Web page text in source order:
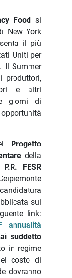
Food
si
New York
il più
Uniti per
Il Summer
produttori,
e altri
giorni di
Progetto
della
P.R. FESR
sul
link:
annualità
suddetto
in regime
costo di
dovranno